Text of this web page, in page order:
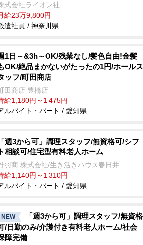
式会社ライオン社
給23万9,800円
遣社員 / 神奈川県
1日～&3h～OK/残業なし/髪色自由!金髪
OK/絶品まかないがたったの1円/ホールス
ッフ/町田商店
田商店 豊橋店
給1,180円～1,475円
ルバイト・パート / 愛知県
「週3から可」調理スタッフ/無資格可/シフ
ト相談可/住宅型有料老人ホーム
羽商 株式会社/生き活きハウス春日井
給1,140円～1,310円
ルバイト・パート / 愛知県
NEW
「週3から可」調理スタッフ/無資格
/日勤のみ/介護付き有料老人ホーム/社会
障完備